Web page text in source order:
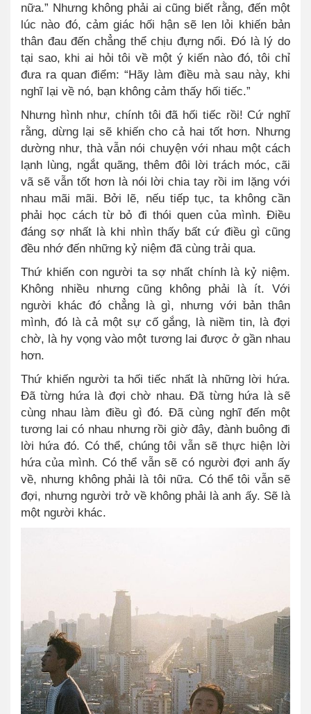
nữa.” Nhưng không phải ai cũng biết rằng, đến một
lúc nào đó, cảm giác hối hận sẽ len lỏi khiến bản
thân đau đến chẳng thể chịu đựng nổi. Đó là lý do
tại sao, khi ai hỏi tôi về một ý kiến nào đó, tôi chỉ
đưa ra quan điểm: “Hãy làm điều mà sau này, khi
nghĩ lại về nó, bạn không cảm thấy hối tiếc.”
Nhưng hình như, chính tôi đã hối tiếc rồi! Cứ nghĩ
rằng, dừng lại sẽ khiến cho cả hai tốt hơn. Nhưng
dường như, thà vẫn nói chuyện với nhau một cách
lạnh lùng, ngắt quãng, thêm đôi lời trách móc, cãi
vã sẽ vẫn tốt hơn là nói lời chia tay rồi im lặng với
nhau mãi mãi. Bởi lẽ, nếu tiếp tục, ta không cần
phải học cách từ bỏ đi thói quen của mình. Điều
đáng sợ nhất là khi nhìn thấy bất cứ điều gì cũng
đều nhớ đến những kỷ niệm đã cùng trải qua.
Thứ khiến con người ta sợ nhất chính là kỷ niệm.
Không nhiều nhưng cũng không phải là ít. Với
người khác đó chẳng là gì, nhưng với bản thân
mình, đó là cả một sự cố gắng, là niềm tin, là đợi
chờ, là hy vọng vào một tương lai được ở gần nhau
hơn.
Thứ khiến người ta hối tiếc nhất là những lời hứa.
Đã từng hứa là đợi chờ nhau. Đã từng hứa là sẽ
cùng nhau làm điều gì đó. Đã cùng nghĩ đến một
tương lai có nhau nhưng rồi giờ đây, đành buông đi
lời hứa đó. Có thể, chúng tôi vẫn sẽ thực hiện lời
hứa của mình. Có thể vẫn sẽ có người đợi anh ấy
về, nhưng không phải là tôi nữa. Có thể tôi vẫn sẽ
đợi, nhưng người trở về không phải là anh ấy. Sẽ là
một người khác.